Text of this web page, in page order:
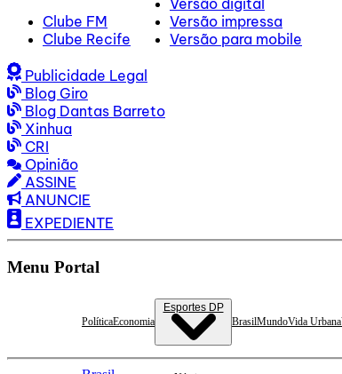
Clube FM
Clube Recife
Versão digital
Versão impressa
Versão para mobile
Publicidade Legal
Blog Giro
Blog Dantas Barreto
Xinhua
CRI
Opinião
ASSINE
ANUNCIE
EXPEDIENTE
Menu Portal
PolíticaEconomia
Esportes DP
BrasilMundoVida Urbana